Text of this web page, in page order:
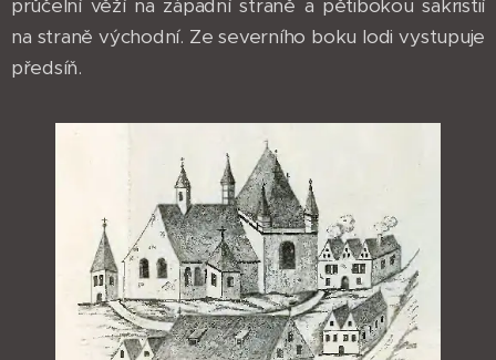
průčelní věží na západní straně a pětibokou sakristií
na straně východní. Ze severního boku lodi vystupuje
předsíň.